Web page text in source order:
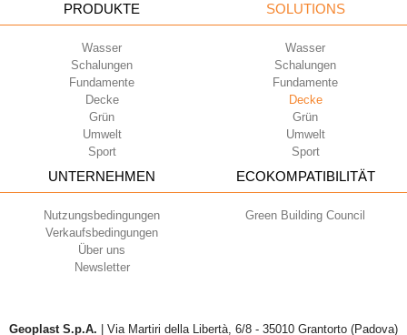
PRODUKTE
Wasser
Schalungen
Fundamente
Decke
Grün
Umwelt
Sport
SOLUTIONS
Wasser
Schalungen
Fundamente
Decke
Grün
Umwelt
Sport
UNTERNEHMEN
Nutzungsbedingungen
Verkaufsbedingungen
Über uns
Newsletter
ECOKOMPATIBILITÄT
Green Building Council
Geoplast S.p.A. | Via Martiri della Libertà, 6/8 - 35010 Grantorto (Padova)